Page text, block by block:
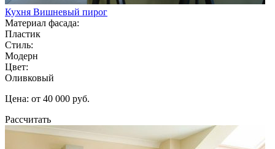
Кухня Вишневый пирог
Материал фасада:
Пластик
Стиль:
Модерн
Цвет:
Оливковый
Цена: от 40 000 руб.
Рассчитать